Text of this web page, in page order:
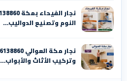
النوم وتصنيع الدواليب…
وتركيب الأثاث والأبواب…